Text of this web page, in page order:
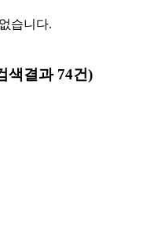
습니다.
색결과 74건)